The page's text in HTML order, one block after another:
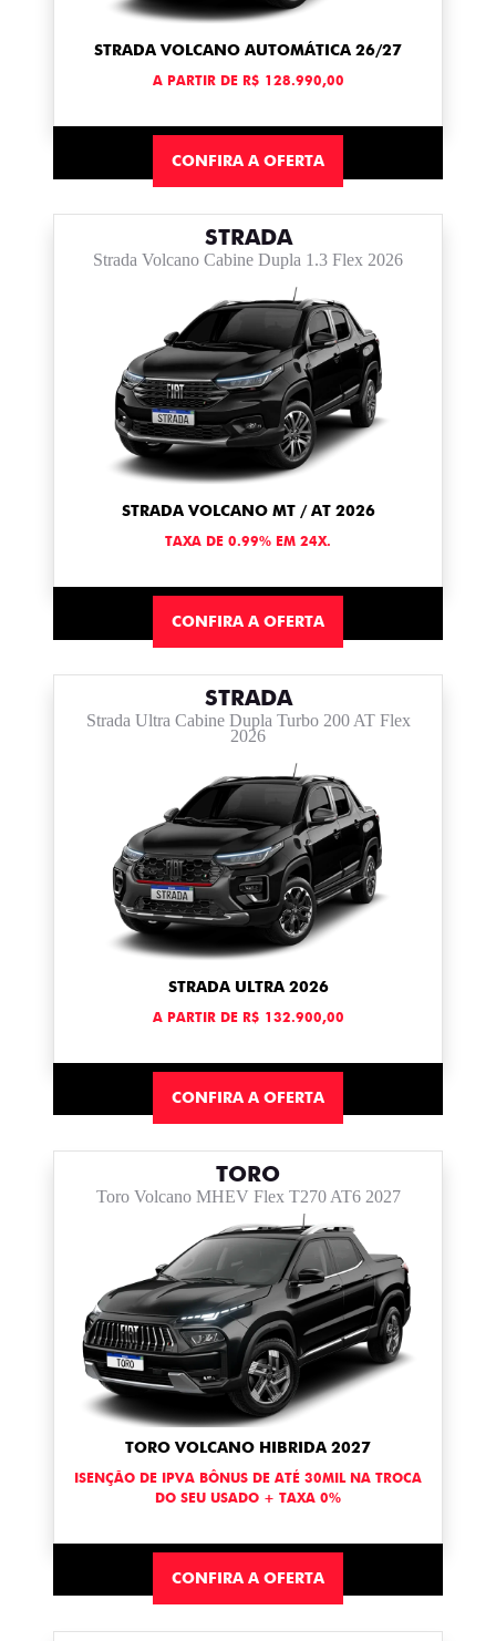
STRADA VOLCANO AUTOMÁTICA 26/27
A PARTIR DE R$ 128.990,00
CONFIRA A OFERTA
STRADA
Strada Volcano Cabine Dupla 1.3 Flex 2026
STRADA VOLCANO MT / AT 2026
TAXA DE 0.99% EM 24X.
CONFIRA A OFERTA
STRADA
Strada Ultra Cabine Dupla Turbo 200 AT Flex
2026
STRADA ULTRA 2026
A PARTIR DE R$ 132.900,00
CONFIRA A OFERTA
TORO
Toro Volcano MHEV Flex T270 AT6 2027
TORO VOLCANO HIBRIDA 2027
ISENÇÃO DE IPVA BÔNUS DE ATÉ 30MIL NA TROCA
DO SEU USADO + TAXA 0%
CONFIRA A OFERTA